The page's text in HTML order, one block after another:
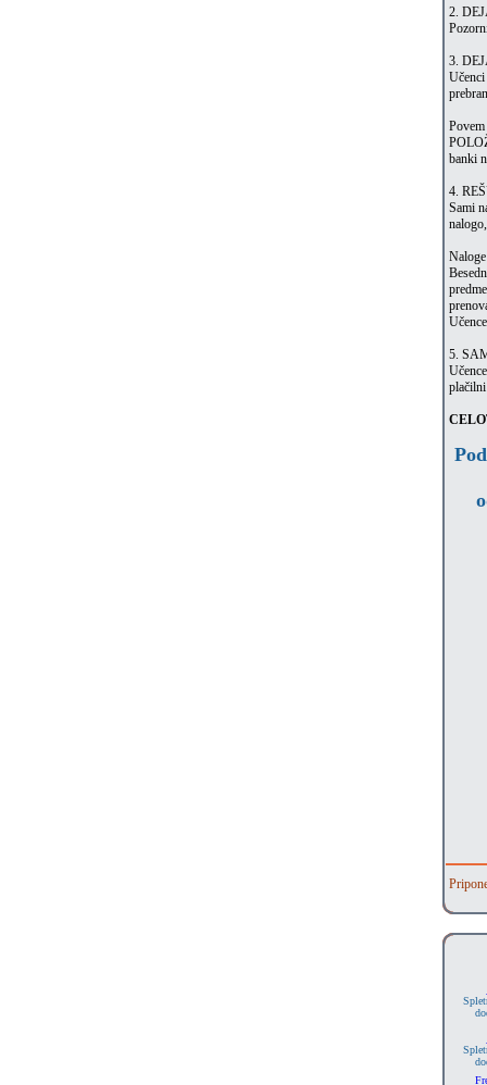
2.
3.
Učenci
banki
4.
Sami
5.